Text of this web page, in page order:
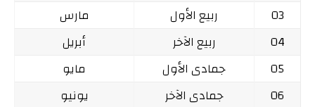
03
ربيع الأول
مارس
04
ربيع الآخر
أبريل
05
جمادى الأول
مايو
06
جمادى الآخر
يونيو